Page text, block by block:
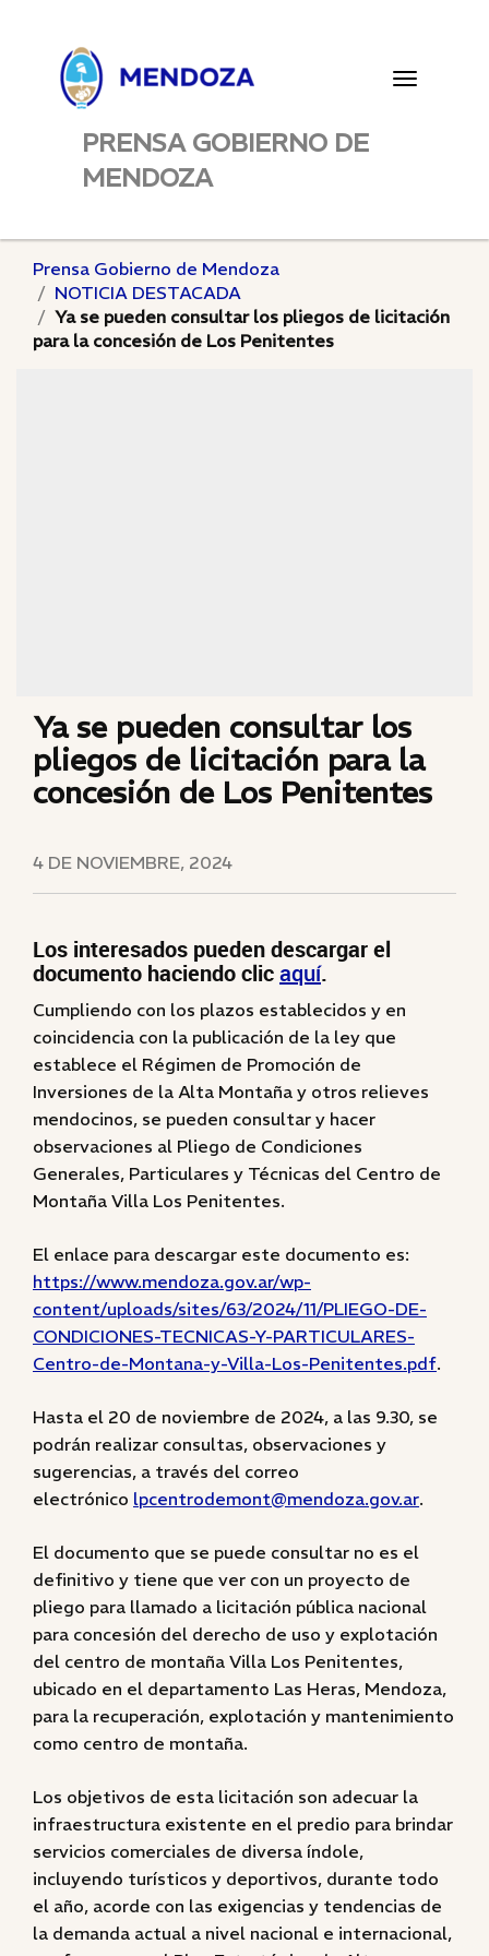
Toggle
PRENSA GOBIERNO DE
MENDOZA
Prensa Gobierno de Mendoza
NOTICIA DESTACADA
Ya se pueden consultar los pliegos de licitación
para la concesión de Los Penitentes
Ya se pueden consultar los
pliegos de licitación para la
concesión de Los Penitentes
4 DE NOVIEMBRE, 2024
Los interesados pueden descargar el
documento haciendo clicaquí.
Cumpliendo con los plazos establecidos y en
coincidencia con la publicación de la ley que
establece el Régimen de Promoción de
Inversiones de la Alta Montaña y otros relieves
mendocinos, se pueden consultar y hacer
observaciones al Pliego de Condiciones
Generales, Particulares y Técnicas del Centro de
Montaña Villa Los Penitentes.
El enlace para descargar este documento es:
https://www.mendoza.gov.ar/wp-
content/uploads/sites/63/2024/11/PLIEGO-DE-
CONDICIONES-TECNICAS-Y-PARTICULARES-
Centro-de-Montana-y-Villa-Los-Penitentes.pdf.
Hasta el 20 de noviembre de 2024, a las 9.30, se
podrán realizar consultas, observaciones y
sugerencias, a través del correo
electrónico lpcentrodemont@mendoza.gov.ar.
El documento que se puede consultar no es el
definitivo y tiene que ver con un proyecto de
pliego para llamado a licitación pública nacional
para concesión del derecho de uso y explotación
del centro de montaña Villa Los Penitentes,
ubicado en el departamento Las Heras, Mendoza,
para la recuperación, explotación y mantenimiento
como centro de montaña.
Los objetivos de esta licitación son adecuar la
infraestructura existente en el predio para brindar
servicios comerciales de diversa índole,
incluyendo turísticos y deportivos, durante todo
el año, acorde con las exigencias y tendencias de
la demanda actual a nivel nacional e internacional,